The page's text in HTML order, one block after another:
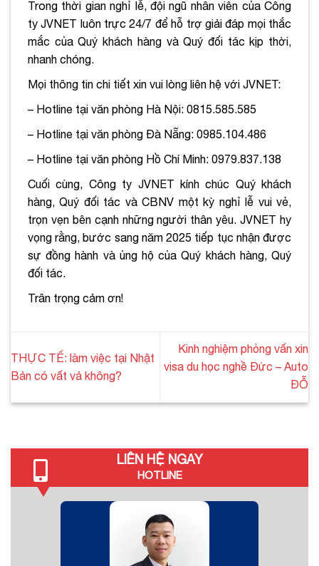
Trong thời gian nghỉ lễ, đội ngũ nhân viên của Công
ty JVNET luôn trực 24/7 để hỗ trợ giải đáp mọi thắc
mắc của Quý khách hàng và Quý đối tác kịp thời,
nhanh chóng.
Mọi thông tin chi tiết xin vui lòng liên hệ với JVNET:
– Hotline tại văn phòng Hà Nội: 0815.585.585
– Hotline tại văn phòng Đà Nẵng: 0985.104.486
– Hotline tại văn phòng Hồ Chí Minh: 0979.837.138
Cuối cùng, Công ty JVNET kính chúc Quý khách
hàng, Quý đối tác và CBNV một kỳ nghỉ lễ vui vẻ,
trọn vẹn bên cạnh những người thân yêu. JVNET hy
vọng rằng, bước sang năm 2025 tiếp tục nhận được
sự đồng hành và ủng hộ của Quý khách hàng, Quý
đối tác.
Trân trọng cảm ơn!
THỰC TẾ: làm việc tại Nhật
Bản có vất vả không?
Kinh nghiệm phỏng vấn xin
visa du học nghề Đức – Auto
ĐỖ
LIÊN HỆ NGAY
HOTLINE